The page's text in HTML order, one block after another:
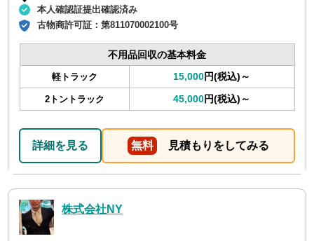
本人確認証提出確認済み
古物商許可証：第811070002100号
不用品回収の基本料金
軽トラック 15,000円(税込)～
2トントラック 45,000円(税込)～
詳細を見る 無料 見積もりをしてみる
株式会社NY